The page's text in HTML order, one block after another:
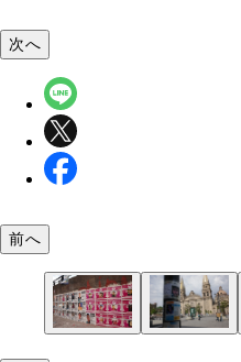
捜索に参加したメ
や家族で構成され
次へ
前へ